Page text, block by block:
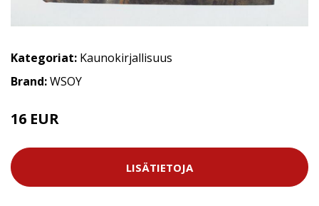
Kategoriat: Kaunokirjallisuus
Brand:WSOY
16 EUR
LISÄTIETOJA